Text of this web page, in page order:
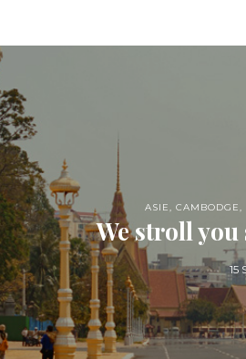
ASIE, CAMBODGE,
We stroll
15